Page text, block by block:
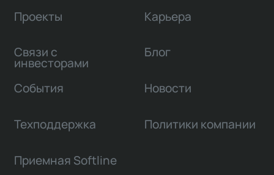
Проекты
Связи с
инвесторами
Карьера
Блог
События Новости
Техподдержка Политики компании
Приемная Softline